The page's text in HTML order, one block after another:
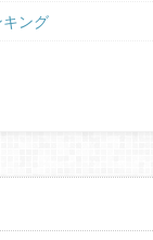
ング